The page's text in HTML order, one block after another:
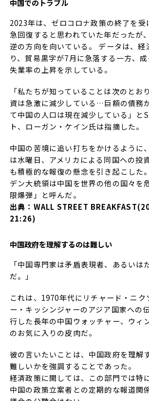
中国でのトラブル
2023年は、ゼロコロナ政策の終了を受
急回復すると思われていた年だったが
逆の方向を向いている。 データは、経
り、貿易黒字が7月に急落する一方、
失業率の上昇を示している。
「私たちが知っていることは次のとお
資は急激に減少している…巨額の債務
て中国の人口は現在減少している」と
ト、ローガン・ケイン氏は指摘した。
中国の苦境に追い打ちをかけるように
は水曜日、アメリカによる同国への投
も積極的な報復の懸念を引き起こした
デン大統領は中国を世界の他の国々を
限爆弾」と呼んだ。
出典：WALL STREET
21:26)
中国政府を理解するのは難しい
「中国専門家は矛盾表現者、あるいは
だ。」
これは、1970年代にリチャード・ニク
ー・キッシンジャーのアジア国家への
行した長年の中国ウォッチャー、ウィ
のお気に入りの皮肉だ。
彼の言いたいことは、中国政府を理解
難しいかを強調することであった。
経済政策に関しては、この部門では特
中国の政策立案者との定期的な報道関